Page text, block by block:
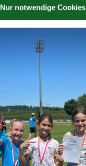
Nur notwendige Cookies